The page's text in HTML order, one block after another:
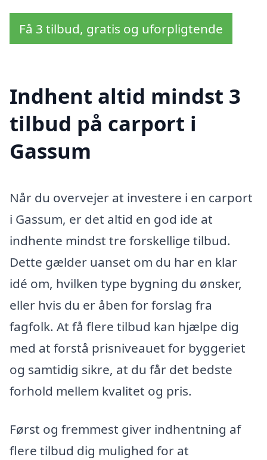
Få 3 tilbud, gratis og uforpligtende
Indhent altid mindst 3
tilbud på carport i
Gassum
Når du overvejer at investere i en carport
i Gassum, er det altid en god ide at
indhente mindst tre forskellige tilbud.
Dette gælder uanset om du har en klar
idé om, hvilken type bygning du ønsker,
eller hvis du er åben for forslag fra
fagfolk. At få flere tilbud kan hjælpe dig
med at forstå prisniveauet for byggeriet
og samtidig sikre, at du får det bedste
forhold mellem kvalitet og pris.
Først og fremmest giver indhentning af
flere tilbud dig mulighed for at